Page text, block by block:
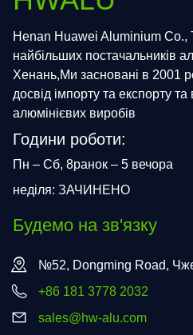
Henan Huawei Aluminium Co.,
найбільших постачальників
Хенань,Ми засновані в 2001
досвід імпорту та експорту та
алюмінієвих виробів
Години роботи:
Пн – Сб, 8ранок – 5 вечора
неділя: ЗАЧИНЕНО
Будемо на зв'язку
№52, Dongming Road,
+86 181 3778 2032
sales@hw-alu.com